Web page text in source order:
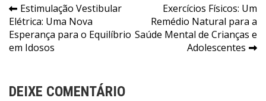
Navegação
de
Post
Estimulação Vestibular
Elétrica: Uma Nova
Esperança para o Equilíbrio
em Idosos
Exercícios Físicos: Um
Remédio Natural para a
Saúde Mental de Crianças e
Adolescentes
DEIXE COMENTÁRIO